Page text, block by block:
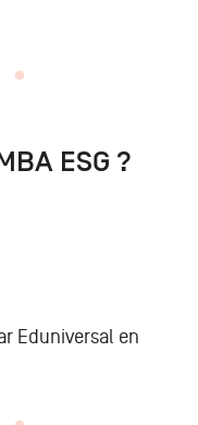
ESG ?
Eduniversal en